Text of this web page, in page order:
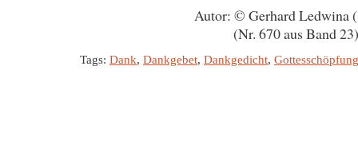
Autor: © Gerhard Ledwina
(Nr. 670 aus Band 23)
Tags: Dank, Dankgebet, Dankgedicht, Gottesschöpfung